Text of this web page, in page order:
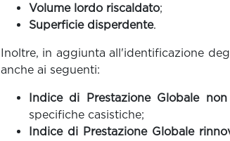
Volume lordo riscaldato;
Superficie disperdente.
Inoltre, in aggiunta all'identificazione
anche ai seguenti:
Indice di Prestazione Globale
specifiche casistiche;
Indice di Prestazione Globale